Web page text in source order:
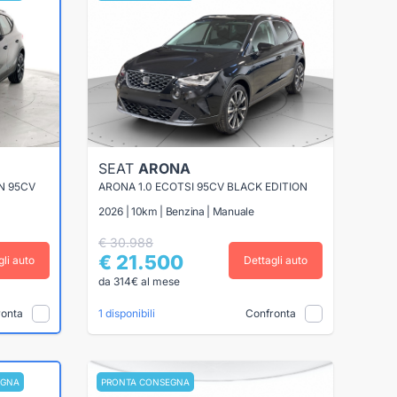
95CV
auto
SEAT ARONA
ARONA 1.0 ECOTSI 95CV BLACK EDITION
2026 | 10km | Benzina | Manuale
€ 30.988
€ 21.500
da 314€ al mese
Dettagli auto
1 disponibili Confronta
PRONTA CONSEGNA